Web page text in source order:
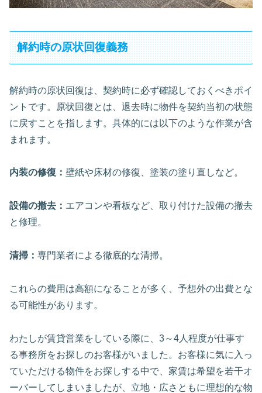
解約時の原状回復義務
解約時の原状回復は、契約時に必ず確認しておくべきポイ
ントです。原状回復とは、退去時に物件を契約当初の状態
に戻すことを指します。具体的には以下のような作業が含
まれます。
内装の修復： 壁紙や床材の修復、塗装の塗り直しなど。
設備の撤去： エアコンや看板など、取り付けた設備の撤去
と修理。
清掃： 専門業者による徹底的な清掃。
これらの費用は高額になることが多く、予想外の出費とな
る可能性があります。
わたしが賃貸営業をしている際に、3～4人程度が仕事す
る事務所をお探しのお客様がいました。お客様に気に入っ
ていただける物件をお探しする中で、家賃は希望を若干オ
ーバーしてしまいましたが、立地・広さともに理想的な物